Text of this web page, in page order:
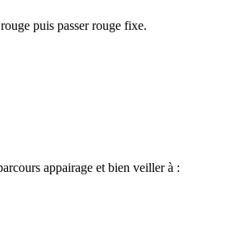
puis passer rouge fixe.
appairage et bien veiller à :